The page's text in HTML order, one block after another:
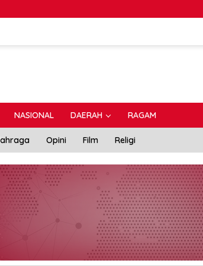
NASIONAL DAERAH RAGAM
Opini Film Religi